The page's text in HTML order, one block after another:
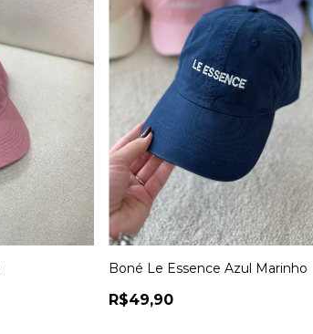
Boné Le Essence Azul Marinho
R$49,90